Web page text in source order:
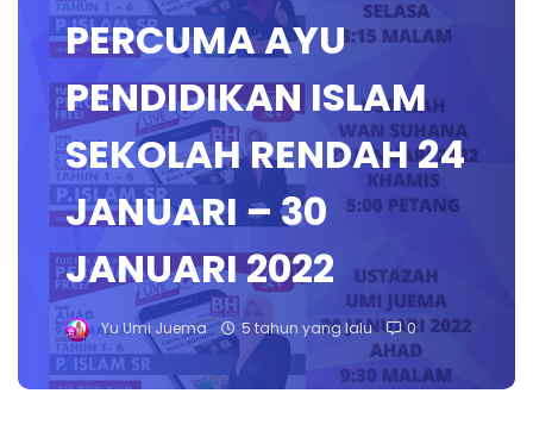
PERCUMA AYU
PENDIDIKAN ISLAM
SEKOLAH RENDAH 24
JANUARI – 30
JANUARI 2022
Yu Umi Juema 5 tahun yang lalu 0